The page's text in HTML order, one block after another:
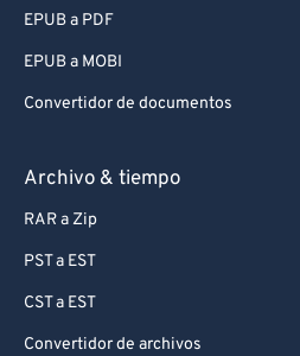
EPUB a PDF
EPUB a MOBI
Convertidor de documentos
Archivo & tiempo
RAR a Zip
PST a EST
CST a EST
Convertidor de archivos